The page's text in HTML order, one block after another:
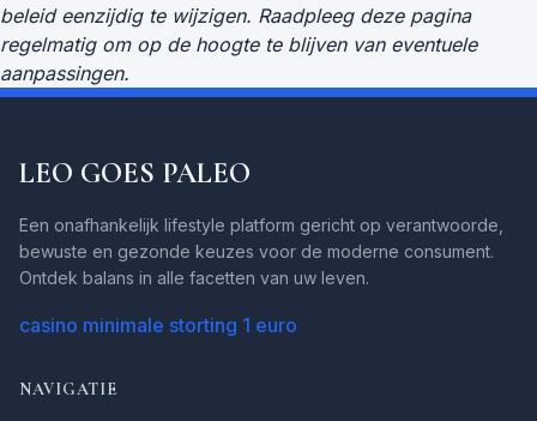
beleid eenzijdig te wijzigen. Raadpleeg deze pagina
regelmatig om op de hoogte te blijven van eventuele
aanpassingen.
LEO GOES PALEO
Een onafhankelijk lifestyle platform gericht op verantwoorde,
bewuste en gezonde keuzes voor de moderne consument.
Ontdek balans in alle facetten van uw leven.
casino minimale storting 1 euro
NAVIGATIE